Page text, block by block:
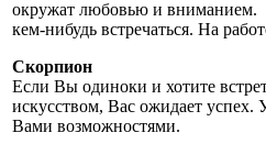
окружат любовью и вниманием.
кем-нибудь встречаться. На
Скорпион
Если Вы одиноки и хотите
искусством, Вас ожидает успех.
Вами возможностями.